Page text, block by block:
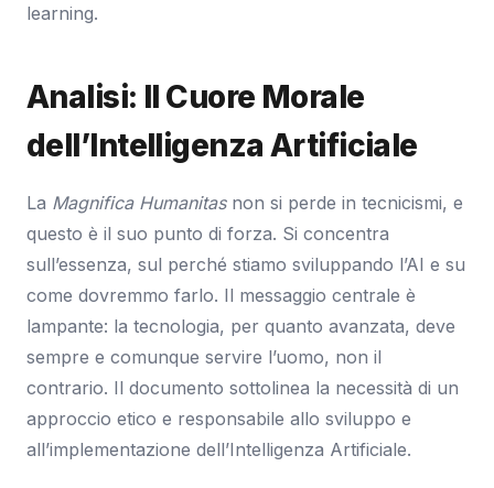
learning.
Analisi: Il Cuore Morale
dell’Intelligenza Artificiale
La Magnifica Humanitasnon si perde in tecnicismi, e
questo è il suo punto di forza. Si concentra
sull’essenza, sul perché stiamo sviluppando l’AI e su
come dovremmo farlo. Il messaggio centrale è
lampante: la tecnologia, per quanto avanzata, deve
sempre e comunque servire l’uomo, non il
contrario. Il documento sottolinea la necessità di un
approccio etico e responsabile allo sviluppo e
all’implementazione dell’Intelligenza Artificiale.